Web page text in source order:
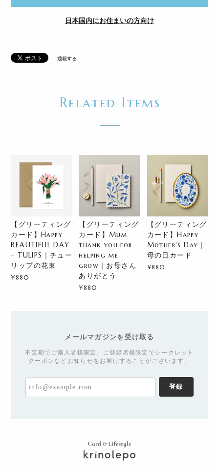
日本国内にお住まいの方向け
通報する
Related Items
【グリーティング
カード】Happy
BEAUTIFUL DAY
– TULIPS｜チュー
リップの花束
¥880
【グリーティング
カード】Mum
thank you for
helping me
grow｜お母さん
ありがとう
¥880
【グリーティング
カード】Happy
Mother's Day｜
母の日カード
¥880
メールマガジンを受け取る
不定期でご購入者様限定、ご登録者様限定でシークレット
クーポンなどお知らせをお届けすることがございます。
登録